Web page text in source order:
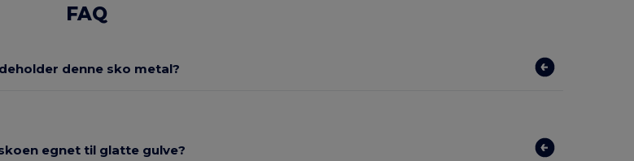
FAQ
denne sko metal?
egnet til glatte gulve?